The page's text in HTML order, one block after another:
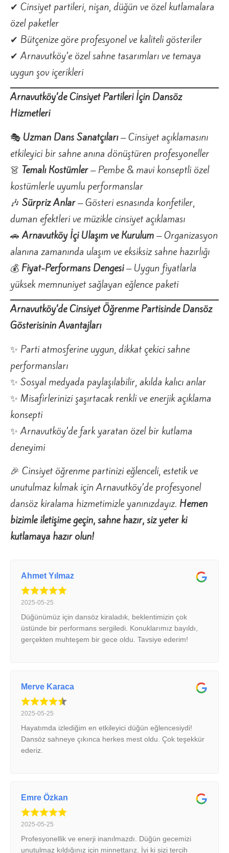
✔ Cinsiyet partileri, nişan, düğün ve özel kutlamalara
özel paketler
✔ Bütçenize göre profesyonel ve kaliteli gösteriler
✔ Arnavutköy’e özel sahne tasarımları ve temaya
uygun şov içerikleri
Arnavutköy’de Cinsiyet Partileri İçin Dansöz
Hizmetleri
🎭 Uzman Dans Sanatçıları– Cinsiyet açıklamasını
etkileyici bir sahne anına dönüştüren profesyoneller
👗 Temalı Kostümler– Pembe & mavi konseptli özel
kostümlerle uyumlu performanslar
🎶 Sürpriz Anlar– Gösteri esnasında konfetiler,
duman efektleri ve müzikle cinsiyet açıklaması
🚗Arnavutköy İçi Ulaşım ve Kurulum– Organizasyon
alanına zamanında ulaşım ve eksiksiz sahne hazırlığı
💰 Fiyat-Performans Dengesi– Uygun fiyatlarla
yüksek memnuniyet sağlayan eğlence paketi
Arnavutköy’de Cinsiyet Öğrenme Partisinde Dansöz
Gösterisinin Avantajları
✨ Parti atmosferine uygun, dikkat çekici sahne
performansları
✨ Sosyal medyada paylaşılabilir, akılda kalıcı anlar
✨ Misafirlerinizi şaşırtacak renkli ve enerjik açıklama
konsepti
✨ Arnavutköy’de fark yaratan özel bir kutlama
deneyimi
🎉 Cinsiyet öğrenme partinizi eğlenceli, estetik ve
unutulmaz kılmak için Arnavutköy’de profesyonel
dansöz kiralama hizmetimizle yanınızdayız. Hemen
bizimle iletişime geçin, sahne hazır, siz yeter ki
kutlamaya hazır olun!
Ahmet Yılmaz
2025-05-25
Düğünümüz için dansöz kiraladık, beklentimizin çok
üstünde bir performans sergiledi. Konuklarımız bayıldı,
gerçekten muhteşem bir gece oldu. Tavsiye ederim!
Merve Karaca
2025-05-25
Hayatımda izlediğim en etkileyici düğün eğlencesiydi!
Dansöz sahneye çıkınca herkes mest oldu. Çok teşekkür
ederiz.
Emre Özkan
2025-05-25
Profesyonellik ve enerji inanılmazdı. Düğün gecemizi
unutulmaz kıldığınız için minnettarız. İyi ki sizi tercih